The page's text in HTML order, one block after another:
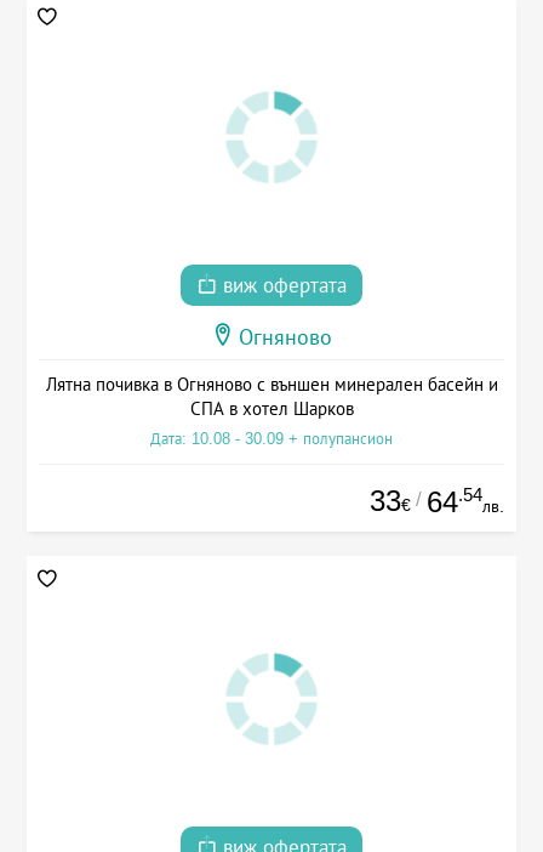
виж офертата
Огняново
Лятна почивка в Огняново с външен минерален басейн и
СПА в хотел Шарков
Дата: 10.08 - 30.09 + полупансион
33€ / 64.54
лв.
виж офертата